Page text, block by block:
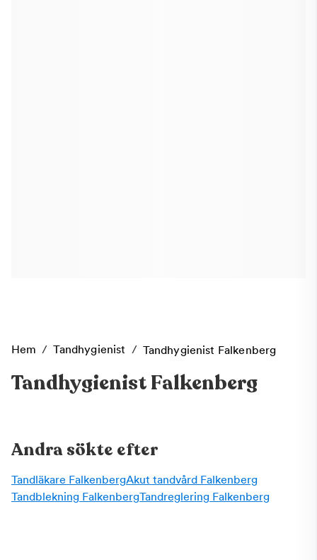
Hem / Tandhygienist / Tandhygienist Falkenberg
Tandhygienist Falkenberg
Andra sökte efter
Tandläkare FalkenbergAkut tandvård Falkenberg
Tandblekning FalkenbergTandreglering Falkenberg